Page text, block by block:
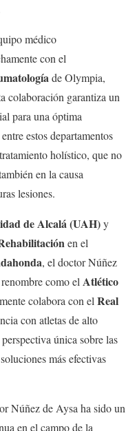
médico
con el
de Olympia,
colaboración garantiza un
para una óptima
estos departamentos
holístico, que no
en la causa
lesiones.
de Alcalá (UAH)y
en el
, el doctor Núñez
como elAtlético
colabora con elReal
con atletas de alto
única sobre las
más efectivas
Núñez de Aysa ha sido un
en el campo de la